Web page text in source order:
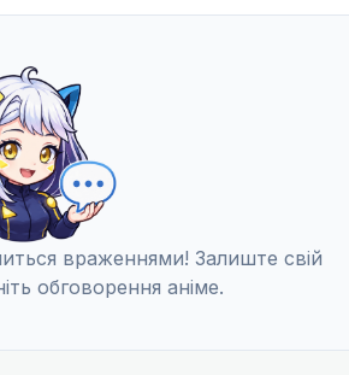
враженнями! Залиште свій
обговорення аніме.